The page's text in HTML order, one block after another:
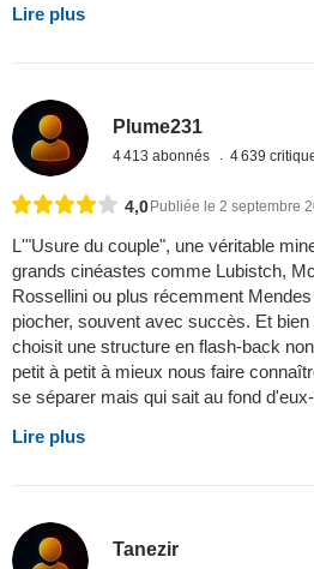
Lire plus
Plume231
4 413 abonnés 4 639
4,0Publiée le 2 septembre
L'"Usure du couple", une véritable
grands cinéastes comme Lubistch,
Rossellini ou plus récemment
piocher, souvent avec succès. Et
choisit une structure en flash-back
petit à petit à mieux nous faire
se séparer mais qui sait au fond
Lire plus
Tanezir